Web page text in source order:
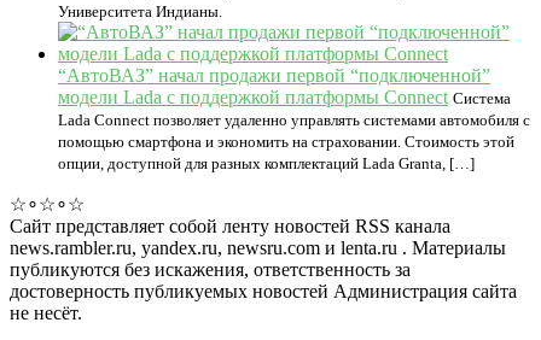
Университета Индианы.
“АвтоВАЗ” начал продажи первой “подключенной”
модели Lada с поддержкой платформы Connect Система
Lada Connect позволяет удаленно управлять системами автомобиля с
помощью смартфона и экономить на страховании. Стоимость этой
опции, доступной для разных комплектаций Lada Granta, […]
☆∘☆∘☆
Сайт представляет собой ленту новостей RSS канала
news.rambler.ru, yandex.ru, newsru.com и lenta.ru . Материалы
публикуются без искажения, ответственность за
достоверность публикуемых новостей Администрация сайта
не несёт.